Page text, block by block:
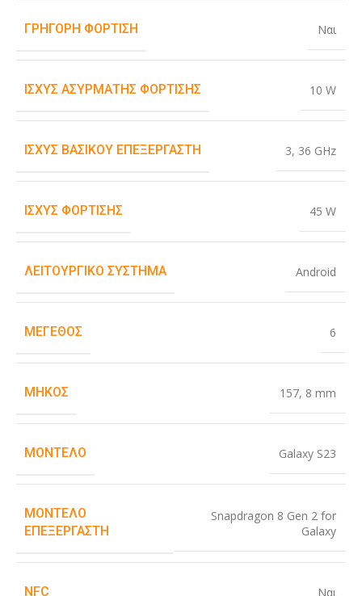
ΓΡΉΓΟΡΗ ΦΌΡΤΙΣΗ Ναι
ΙΣΧΎΣ ΑΣΎΡΜΑΤΗΣ ΦΌΡΤΙΣΗΣ 10 W
ΙΣΧΎΣ ΒΑΣΙΚΟΎ ΕΠΕΞΕΡΓΑΣΤΉ 3, 36 GHz
ΙΣΧΎΣ ΦΌΡΤΙΣΗΣ 45 W
ΛΕΙΤΟΥΡΓΙΚΌ ΣΎΣΤΗΜΑ Android
ΜΈΓΕΘΟΣ 6
ΜΉΚΟΣ 157, 8 mm
ΜΟΝΤΈΛΟ Galaxy S23
ΜΟΝΤΈΛΟ
ΕΠΕΞΕΡΓΑΣΤΉ
Snapdragon 8 Gen 2 for
Galaxy
NFC Ναι